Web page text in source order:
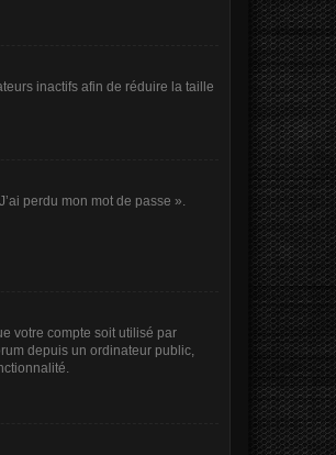
inactifs afin de réduire la taille
perdu mon mot de passe ».
votre compte soit utilisé par
depuis un ordinateur public,